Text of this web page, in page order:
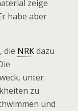
zeige
habe aber
die NRKdazu
unter
zu
und